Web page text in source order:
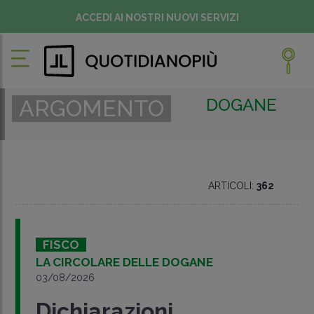
ACCEDI AI NOSTRI NUOVI SERVIZI
ARGOMENTO DOGANE
ARTICOLI: 362
FISCO
LA CIRCOLARE DELLE DOGANE
03/08/2026